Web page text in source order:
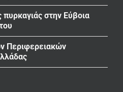
στην Εύβοια
Περιφερειακών